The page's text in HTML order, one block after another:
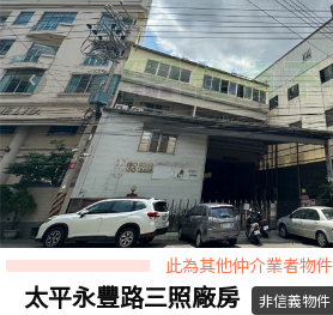
此為其他仲介業者物件
太平永豐路三照廠房 非信義物件